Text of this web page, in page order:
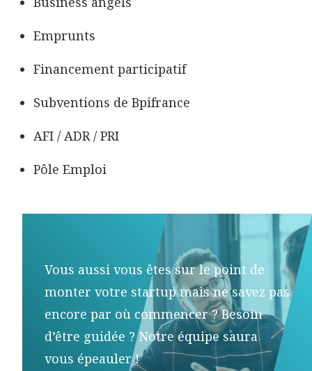
Emprunts
Financement participatif
Subventions de Bpifrance
AFI / ADR / PRI
Pôle Emploi
Vous aussi vous êtes sur le point de
monter votre startup mais ne savez pas
encore par où commencer ? Besoin
d’être guidée ? Notre équipe saura
vous épeauler !